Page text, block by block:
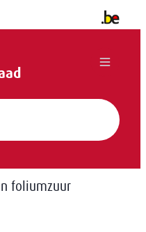
Andere
Menu
foliumzuur